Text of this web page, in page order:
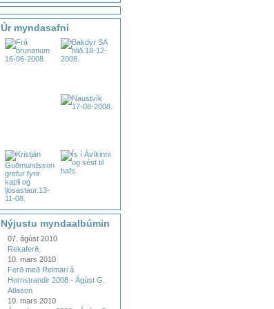
Úr myndasafni
Nýjustu myndaalbúmin
07. ágúst 2010
Rekaferð.
10. mars 2010
Ferð með Reimari á
Hornstrandir 2008 - Ágúst G.
Atlason
10. mars 2010